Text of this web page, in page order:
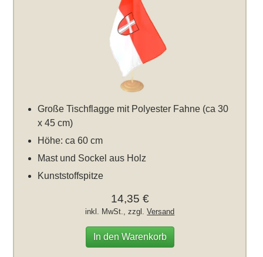
Große Tischflagge mit Polyester Fahne (ca 30
x 45 cm)
Höhe: ca 60 cm
Mast und Sockel aus Holz
Kunststoffspitze
14,35 €
inkl. MwSt., zzgl.Versand
In den Warenkorb